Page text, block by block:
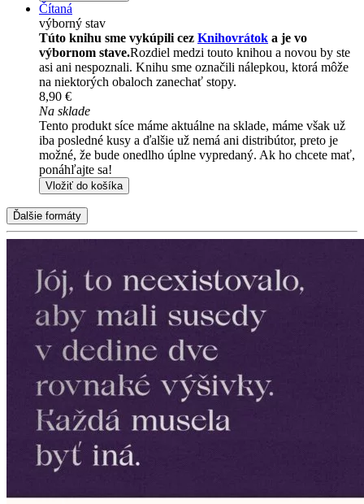
Čítaná
výborný stav
Túto knihu sme vykúpili cez Knihovrátok a je vo
výbornom stave.Rozdiel medzi touto knihou a novou by ste
asi ani nespoznali. Knihu sme označili nálepkou, ktorá môže
na niektorých obaloch zanechať stopy.
8,90 €
Na sklade
Tento produkt síce máme aktuálne na sklade, máme však už
iba posledné kusy a ďalšie už nemá ani distribútor, preto je
možné, že bude onedlho úplne vypredaný. Ak ho chcete mať,
ponáhľajte sa!
Vložiť do košíka
Ďalšie formáty